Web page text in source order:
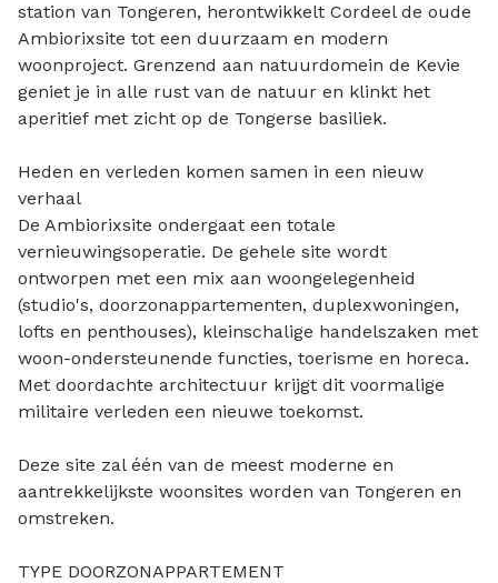
station van Tongeren, herontwikkelt Cordeel de oude
Ambiorixsite tot een duurzaam en modern
woonproject. Grenzend aan natuurdomein de Kevie
geniet je in alle rust van de natuur en klinkt het
aperitief met zicht op de Tongerse basiliek.
Heden en verleden komen samen in een nieuw
verhaal
De Ambiorixsite ondergaat een totale
vernieuwingsoperatie. De gehele site wordt
ontworpen met een mix aan woongelegenheid
(studio's, doorzonappartementen, duplexwoningen,
lofts en penthouses), kleinschalige handelszaken met
woon-ondersteunende functies, toerisme en horeca.
Met doordachte architectuur krijgt dit voormalige
militaire verleden een nieuwe toekomst.
Deze site zal één van de meest moderne en
aantrekkelijkste woonsites worden van Tongeren en
omstreken.
TYPE DOORZONAPPARTEMENT